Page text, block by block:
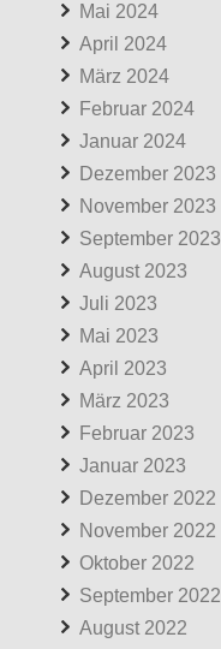
Mai 2024
April 2024
März 2024
Februar 2024
Januar 2024
Dezember 2023
November 2023
September 2023
August 2023
Juli 2023
Mai 2023
April 2023
März 2023
Februar 2023
Januar 2023
Dezember 2022
November 2022
Oktober 2022
September 2022
August 2022